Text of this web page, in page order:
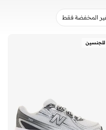
المخفضة فقط
للجنسين